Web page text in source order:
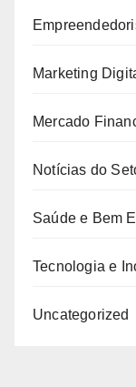
Marketing
Mercado
Notícias do
Saúde e Bem
Tecnologia e
Uncategorized